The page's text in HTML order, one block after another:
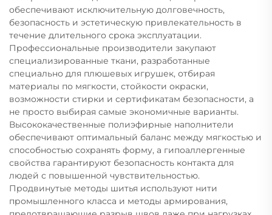
обеспечивают исключительную долговечность,
безопасность и эстетическую привлекательность в
течение длительного срока эксплуатации.
Профессиональные производители закупают
специализированные ткани, разработанные
специально для плюшевых игрушек, отбирая
материалы по мягкости, стойкости окраски,
возможности стирки и сертификатам безопасности, а
не просто выбирая самые экономичные варианты.
Высококачественные полиэфирные наполнители
обеспечивают оптимальный баланс между мягкостью и
способностью сохранять форму, а гипоаллергенные
свойства гарантируют безопасность контакта для
людей с повышенной чувствительностью.
Продвинутые методы шитья используют нити
промышленного класса и методы армирования,